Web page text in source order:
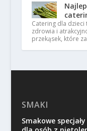
Catering dla dzieci
zdrowia i
przekąsek, które
SMAKI
Smakowe